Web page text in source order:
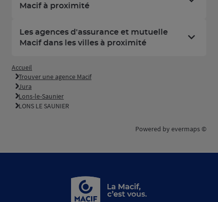
Macif à proximité
Les agences d'assurance et mutuelle
Macif dans les villes à proximité
Accueil
Trouver une agence Macif
Jura
Lons-le-Saunier
LONS LE SAUNIER
Powered by evermaps ©